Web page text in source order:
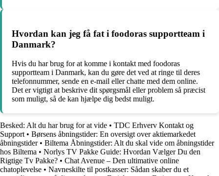
Hvordan kan jeg få fat i foodoras supportteam i
Danmark?
Hvis du har brug for at komme i kontakt med foodoras
supportteam i Danmark, kan du gøre det ved at ringe til deres
telefonnummer, sende en e-mail eller chatte med dem online.
Det er vigtigt at beskrive dit spørgsmål eller problem så præcist
som muligt, så de kan hjælpe dig bedst muligt.
Besked: Alt du har brug for at vide • TDC Erhverv Kontakt og
Support • Børsens åbningstider: En oversigt over aktiemarkedet
åbningstider• Biltema Åbningstider: Alt du skal vide om åbningstider
hos Biltema • Norlys TV Pakke Guide: Hvordan Vælger Du den
Rigtige Tv Pakke? • Chat Avenue – Den ultimative online
chatoplevelse • Navneskilte til postkasser: Sådan skaber du et